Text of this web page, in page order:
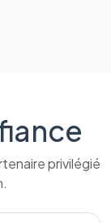
privilégié